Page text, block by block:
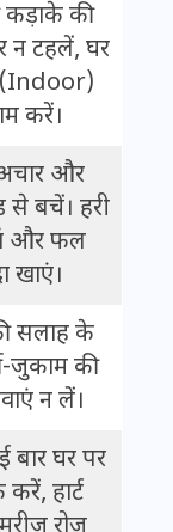
की
न टहलें, घर
करें।
और
से बचें। हरी
और फल
खाएं।
सलाह के
जुकाम की
न लें।
घर पर
हार्ट